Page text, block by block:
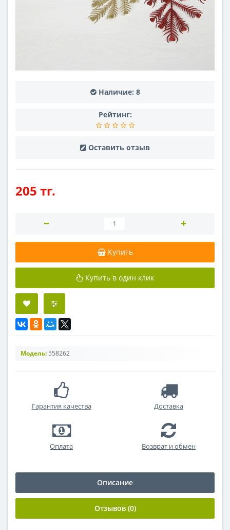
Наличие: 8
Рейтинг:
Оставить отзыв
205 тг.
Купить
Купить в один клик
Модель: 558262
Гарантия качества Доставка
Оплата Возврат и обмен
Описание
Отзывов (0)